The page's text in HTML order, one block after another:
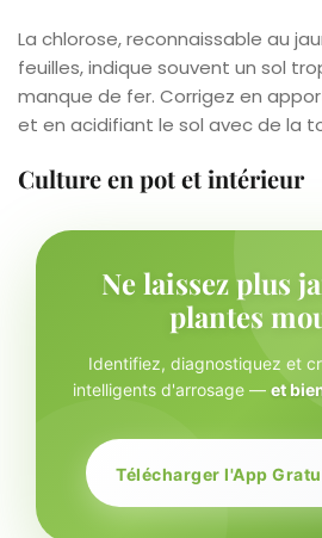
La chlorose, reconnaissable au
feuilles, indique souvent un sol
manque de fer. Corrigez en
et en acidifiant le sol avec de la
Culture en pot et intérieur
Ne laissez plus
plantes
Identifiez, diagnostiquez et
intelligents d'arrosage — et
Télécharger l'App